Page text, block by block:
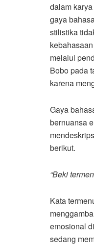
dalam
gaya
stilistika
melalui
Bobo pada
karena
Gaya
bernuansa
berikut.
“Beki
Kata
emosional
sedang